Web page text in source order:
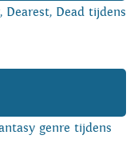
Dearest, Dead tijdens
genre tijdens